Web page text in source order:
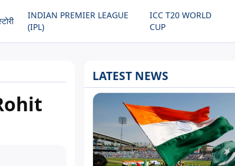
INDIAN PREMIER LEAGUE
(IPL)
ICC T20 WORLD
CUP
LATEST NEWS